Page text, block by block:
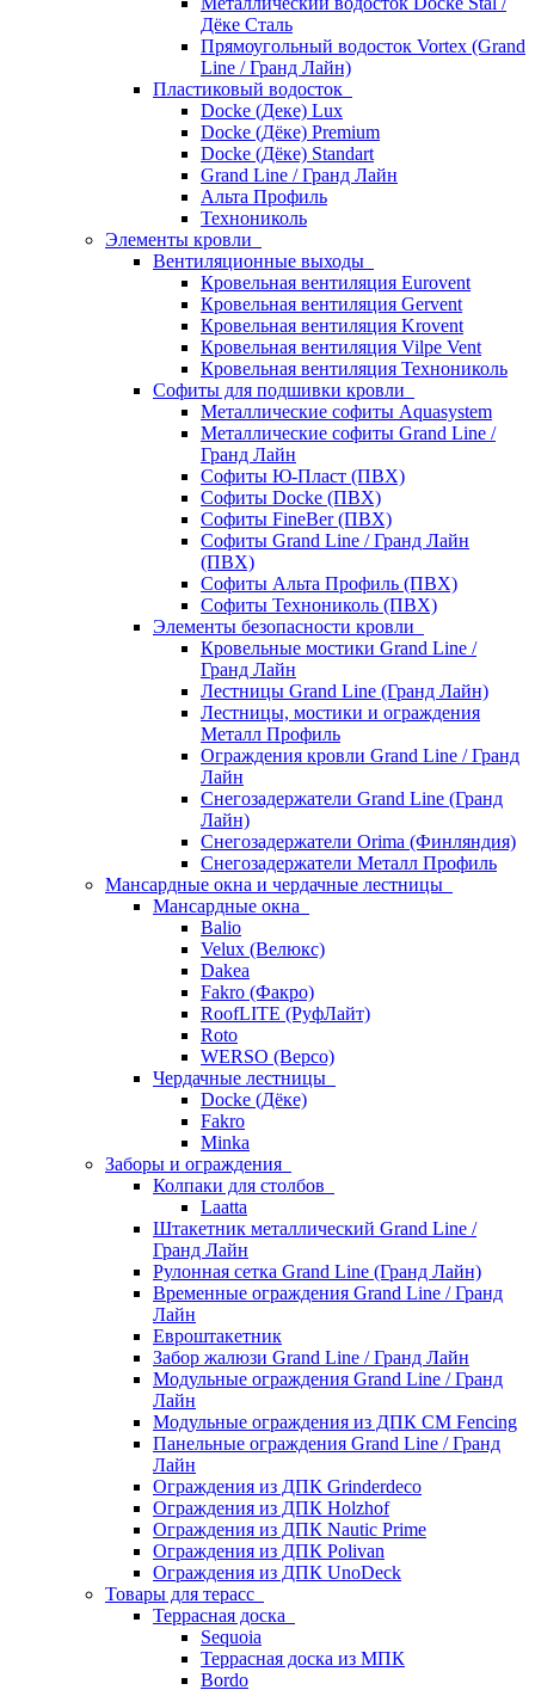
Дёке Сталь
Прямоугольный водосток Vortex (Grand
Line / Гранд Лайн)
Пластиковый водосток
Docke (Деке) Lux
Docke (Дёке) Premium
Docke (Дёке) Standart
Grand Line / Гранд Лайн
Альта Профиль
Технониколь
Элементы кровли
Вентиляционные выходы
Кровельная вентиляция Eurovent
Кровельная вентиляция Gervent
Кровельная вентиляция Krovent
Кровельная вентиляция Vilpe Vent
Кровельная вентиляция Технониколь
Cофиты для подшивки кровли
Металлические софиты Aquasystem
Металлические софиты Grand Line /
Гранд Лайн
Софиты Ю-Пласт (ПВХ)
Софиты Docke (ПВХ)
Софиты FineBer (ПВХ)
Софиты Grand Line / Гранд Лайн
(ПВХ)
Софиты Альта Профиль (ПВХ)
Софиты Технониколь (ПВХ)
Элементы безопасности кровли
Кровельные мостики Grand Line /
Гранд Лайн
Лестницы Grand Line (Гранд Лайн)
Лестницы, мостики и ограждения
Металл Профиль
Ограждения кровли Grand Line / Гранд
Лайн
Снегозадержатели Grand Line (Гранд
Лайн)
Снегозадержатели Orima (Финляндия)
Снегозадержатели Металл Профиль
Мансардные окна и чердачные лестницы
Мансардные окна
Balio
Velux (Велюкс)
Dakea
Fakro (Факро)
RoofLITE (РуфЛайт)
Roto
WERSO (Версо)
Чердачные лестницы
Docke (Дёке)
Fakro
Minka
Заборы и ограждения
Колпаки для столбов
Laatta
Штакетник металлический Grand Line /
Гранд Лайн
Рулонная сетка Grand Line (Гранд Лайн)
Временные ограждения Grand Line / Гранд
Лайн
Евроштакетник
Забор жалюзи Grand Line / Гранд Лайн
Модульные ограждения Grand Line / Гранд
Лайн
Модульные ограждения из ДПК CM Fencing
Панельные ограждения Grand Line / Гранд
Лайн
Ограждения из ДПК Grinderdeco
Ограждения из ДПК Holzhof
Ограждения из ДПК Nautic Prime
Ограждения из ДПК Polivan
Ограждения из ДПК UnoDeck
Товары для терасс
Террасная доска
Sequoia
Террасная доска из МПК
Bordo